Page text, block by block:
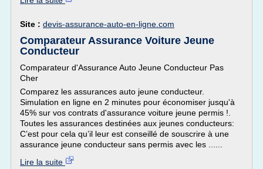
Site : devis-assurance-auto-en-ligne.com
Comparateur Assurance Voiture Jeune
Conducteur
Comparateur d'Assurance Auto Jeune Conducteur Pas
Cher
Comparez les assurances auto jeune conducteur.
Simulation en ligne en 2 minutes pour économiser jusqu'à
45% sur vos contrats d'assurance voiture jeune permis !.
Toutes les assurances destinées aux jeunes conducteurs:
C’est pour cela qu’il leur est conseillé de souscrire à une
assurance jeune conducteur sans permis avec les ......
Lire la suite